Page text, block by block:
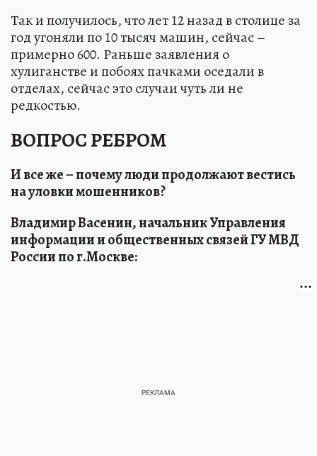
Так и получилось, что лет 12 назад в столице за
год угоняли по 10 тысяч машин, сейчас –
примерно 600. Раньше заявления о
хулиганстве и побоях пачками оседали в
отделах, сейчас это случаи чуть ли не
редкостью.
ВОПРОС РЕБРОМ
И все же – почему люди продолжают вестись
на уловки мошенников?
Владимир Васенин, начальник Управления
информации и общественных связей ГУ МВД
России по г.Москве: